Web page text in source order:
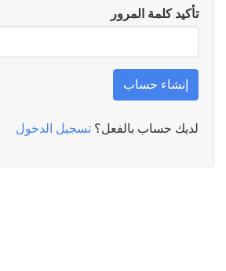
تأكيد كلمة المرور
إنشاء حساب
لديك حساب بالفعل؟ تسجيل الدخول